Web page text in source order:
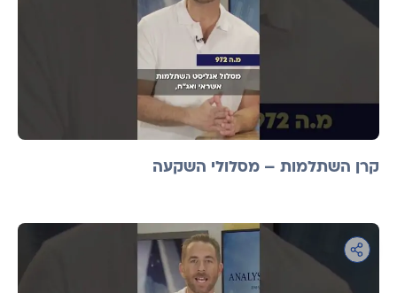
קרן השתלמות – מסלולי השקעה